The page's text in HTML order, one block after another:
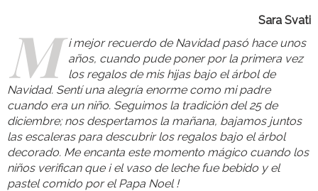
Sara Svati
M
i mejor recuerdo de Navidad pasó hace unos
años, cuando pude poner por la primera vez
los regalos de mis hijas bajo el árbol de
Navidad. Sentí una alegría enorme como mi padre
cuando era un niño. Seguimos la tradición del 25 de
diciembre; nos despertamos la mañana, bajamos juntos
las escaleras para descubrir los regalos bajo el árbol
decorado. Me encanta este momento mágico cuando los
niños verifican que ¡ el vaso de leche fue bebido y el
pastel comido por el Papa Noel !